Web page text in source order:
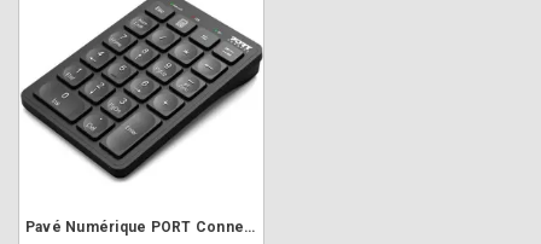
Pavé Numérique PORT Connect Sans Fil Bluetooth rechargeable